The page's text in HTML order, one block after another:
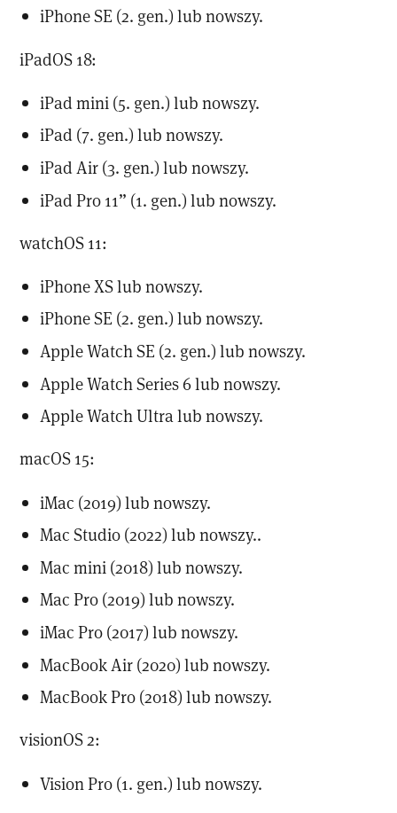
iPhone SE (2. gen.) lub nowszy.
iPadOS 18:
iPad mini (5. gen.) lub nowszy.
iPad (7. gen.) lub nowszy.
iPad Air (3. gen.) lub nowszy.
iPad Pro 11” (1. gen.) lub nowszy.
watchOS 11:
iPhone XS lub nowszy.
iPhone SE (2. gen.) lub nowszy.
Apple Watch SE (2. gen.) lub nowszy.
Apple Watch Series 6 lub nowszy.
Apple Watch Ultra lub nowszy.
macOS 15:
iMac (2019) lub nowszy.
Mac Studio (2022) lub nowszy..
Mac mini (2018) lub nowszy.
Mac Pro (2019) lub nowszy.
iMac Pro (2017) lub nowszy.
MacBook Air (2020) lub nowszy.
MacBook Pro (2018) lub nowszy.
visionOS 2:
Vision Pro (1. gen.) lub nowszy.